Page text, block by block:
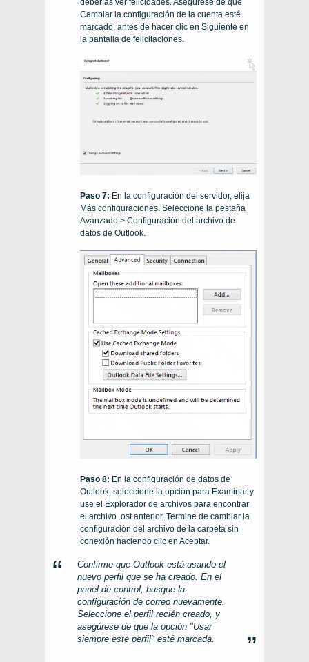
Cambiar la configuración de la cuenta esté
marcado, antes de hacer clic en Siguiente en
la pantalla de felicitaciones.
Paso 7: En la configuración del servidor, elija
Más configuraciones. Seleccione la pestaña
Avanzado > Configuración del archivo de
datos de Outlook.
Paso 8: En la configuración de datos de
Outlook, seleccione la opción para Examinar y
use el Explorador de archivos para encontrar
el archivo .ost anterior. Termine de cambiar la
configuración del archivo de la carpeta sin
conexión haciendo clic en Aceptar.
Confirme que Outlook está usando el
nuevo perfil que se ha creado. En el
panel de control, busque la
configuración de correo nuevamente.
Seleccione el perfil recién creado, y
asegúrese de que la opción "Usar
siempre este perfil" esté marcada.